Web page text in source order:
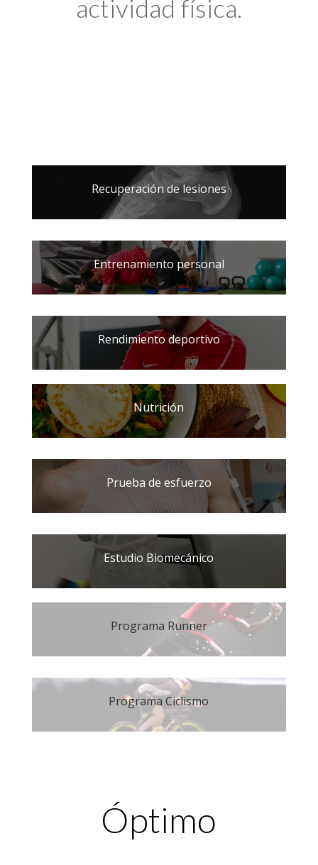
actividad física.
Recuperación de lesiones
Entrenamiento personal
Rendimiento deportivo
Nutrición
Prueba de esfuerzo
Estudio Biomecánico
Programa Runner
Programa Ciclismo
Óptimo